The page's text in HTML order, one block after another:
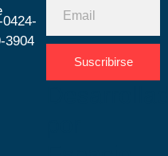
3904
Suscribirse